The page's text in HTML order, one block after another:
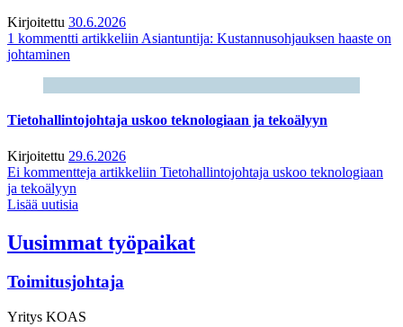
Kirjoitettu 30.6.2026
1 kommentti artikkeliin Asiantuntija: Kustannusohjauksen haaste on
johtaminen
Tietohallintojohtaja uskoo teknologiaan ja tekoälyyn
Kirjoitettu 29.6.2026
Ei kommentteja artikkeliin Tietohallintojohtaja uskoo teknologiaan
ja tekoälyyn
Lisää uutisia
Uusimmat työpaikat
Toimitusjohtaja
Yritys KOAS